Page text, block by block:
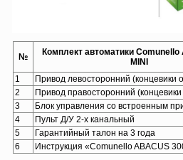
№
Комплект автоматики Comunello
MINI
1 Привод левосторонний (концевики
2
Привод правосторонний (концевики
3
Блок управления со встроенным
4
Пульт Д/У 2-х канальный
5
Гарантийный талон на 3 года
6
Инструкция «Comunello ABACUS